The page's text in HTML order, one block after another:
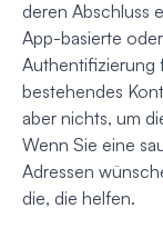
deren Abschluss
App-basierte
Authentifizierung
bestehendes
aber nichts, um
Wenn Sie eine
Adressen
die, die helfen.